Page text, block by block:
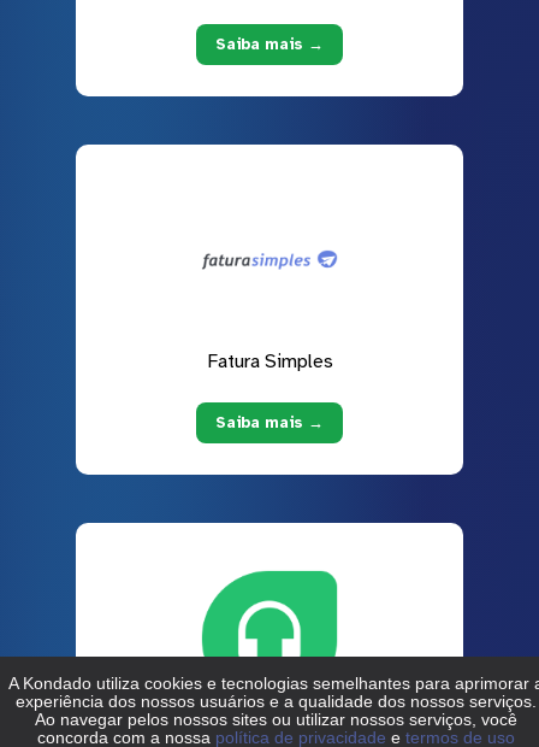
Saiba mais →
Fatura Simples
Saiba mais →
Freshdesk